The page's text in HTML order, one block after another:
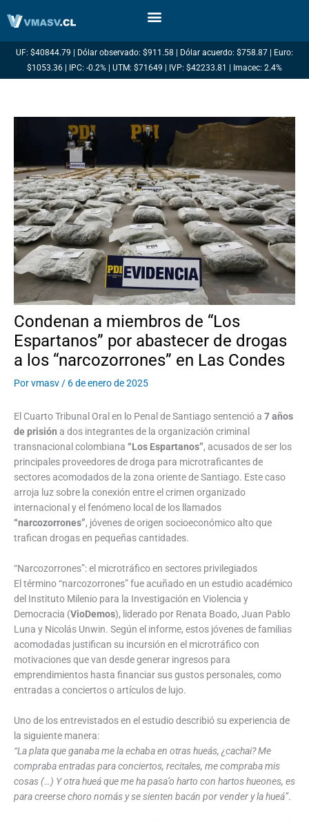
UF: $40844.79 | Dólar observado: $911.58 | Dólar acuerdo: $758.87 | Euro:
$1053.36 | IPC: -0.2% | UTM: $71649 | IVP: $42233.81 | Imacec: 2.4%
Condenan a miembros de “Los
Espartanos” por abastecer de drogas
a los “narcozorrones” en Las Condes
Porvmasv / 6 de enero de 2025
El Cuarto Tribunal Oral en lo Penal de Santiago sentenció a 7 años
de prisión a dos integrantes de la organización criminal
transnacional colombiana “Los Espartanos”, acusados de ser los
principales proveedores de droga para microtraficantes de
sectores acomodados de la zona oriente de Santiago. Este caso
arroja luz sobre la conexión entre el crimen organizado
internacional y el fenómeno local de los llamados
“narcozorrones”, jóvenes de origen socioeconómico alto que
trafican drogas en pequeñas cantidades.
“Narcozorrones”: el microtráfico en sectores privilegiados
El término “narcozorrones” fue acuñado en un estudio académico
del Instituto Milenio para la Investigación en Violencia y
Democracia (VioDemos), liderado por Renata Boado, Juan Pablo
Luna y Nicolás Unwin. Según el informe, estos jóvenes de familias
acomodadas justifican su incursión en el microtráfico con
motivaciones que van desde generar ingresos para
emprendimientos hasta financiar sus gustos personales, como
entradas a conciertos o artículos de lujo.
Uno de los entrevistados en el estudio describió su experiencia de
la siguiente manera:
“La plata que ganaba me la echaba en otras hueás, ¿cachai? Me
compraba entradas para conciertos, recitales, me compraba mis
cosas (…) Y otra hueá que me ha pasa’o harto con hartos hueones, es
para creerse choro nomás y se sienten bacán por vender y la hueá”.